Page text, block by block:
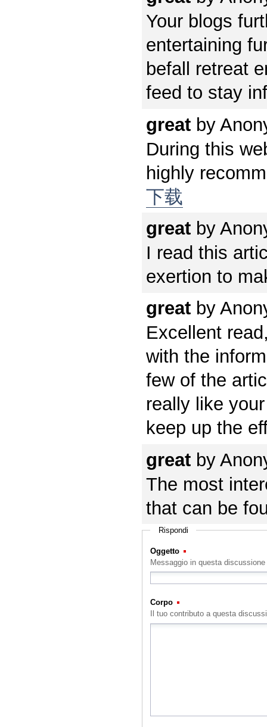
Your blogs
entertaining
befall retreat
feed to stay
greatby
During this
highly
下载
greatby
I read this
exertion to
greatby
Excellent
with the
few of the
really like
keep up the
greatby
The most
that can be
Rispondi
Oggetto
Messaggio in questa discussione
Corpo
Il tuo contributo a questa